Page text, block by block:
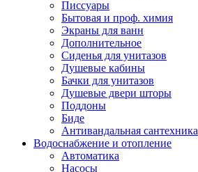
Писсуары
Бытовая и проф. химия
Экраны для ванн
Дополнительное
Сиденья для унитазов
Душевые кабины
Бачки для унитазов
Душевые двери шторы
Поддоны
Биде
Антивандальная сантехника
Водоснабжение и отопление
Автоматика
Насосы